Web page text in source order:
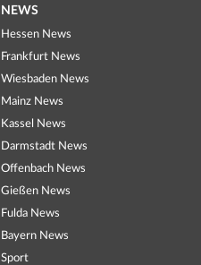
NEWS
Hessen News
Frankfurt News
Wiesbaden News
Mainz News
Kassel News
Darmstadt News
Offenbach News
Gießen News
Fulda News
Bayern News
Sport